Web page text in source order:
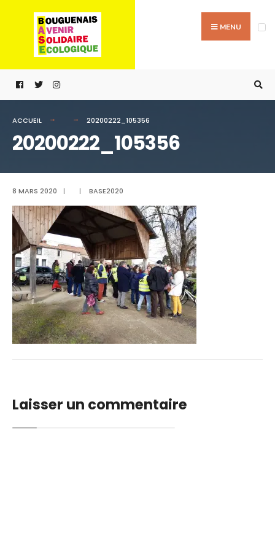
contenu
MENU
ACCUEIL 20200222_105356
20200222_105356
8 MARS 2020 | | BASE2020
Laisser un commentaire
for: